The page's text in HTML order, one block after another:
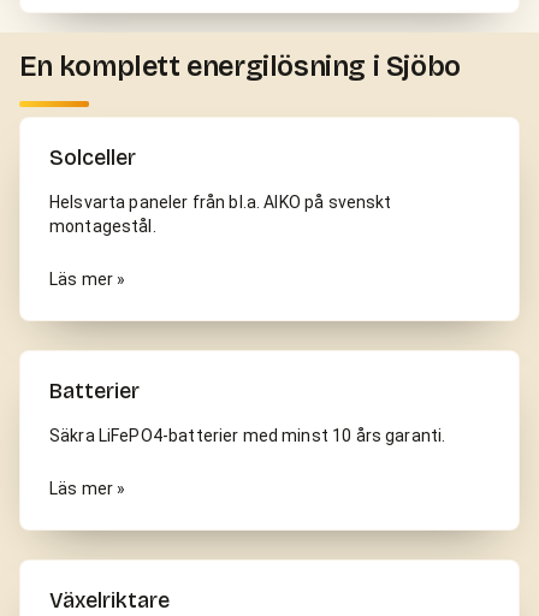
En komplett energilösning i Sjöbo
Solceller
Helsvarta paneler från bl.a. AIKO på svenskt
montagestål.
Läs mer »
Batterier
Säkra LiFePO4-batterier med minst 10 års garanti.
Läs mer »
Växelriktare